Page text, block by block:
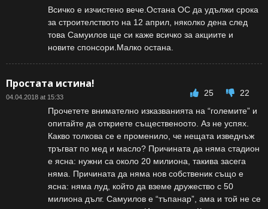
Всичко е изчистено вече.Остана ОС да удължи срока
за строителството на 12 април, няколко дена след
това Самуилов ще си каже всичко за акциите и
новите спонсори.Малко остана.
Простата истина!
04.04.2018 at 15:33 25
22
Прочетете внимателно изказванията на “големите” и
опитайте да откриете същественоото. Аз не успях.
Какво толкова се е променило, че нещата изведнъж
тръгват по мед и масло? Причината да няма стадион
е ясна: нужни са около 20 милиона, такива засега
няма. Причината да няма нов собственик също е
ясна: няма луд, който да вземе дружество с 50
милиона дълг. Самуилов е “тъпанар”, ама и той не се